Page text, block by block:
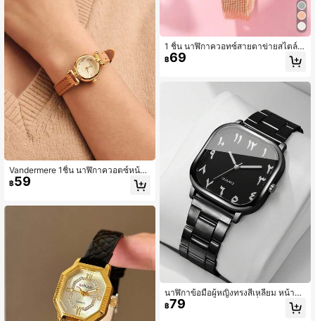
Vandermere 1ชิ้น นาฬิกาควอตซ์หน้า
ปัดเล็กสไตล์วินเทจบาง, นาฬิกาหนังแท้
สำหรับผู้หญิงที่ละเอียดอ่อน
฿59
1 ชิ้น นาฬิกาควอทซ์สายตาข่ายสไตล์มิ
นิมอลสีชมพูทองแดง พร้อมสเกลดิจิตอล
เหมาะสำหรับสวมใส่ประจำวัน และเป็น
฿69
นาฬิกาข้อมือผู้หญิงทรงสี่เหลี่ยม หน้าปั
ดตัวเลขอาหรับ สไตล์แฟชั่นหรูหรา ระบ
บควอตซ์ พร้อมวันที่ เหมาะเป็นของขวั
฿79